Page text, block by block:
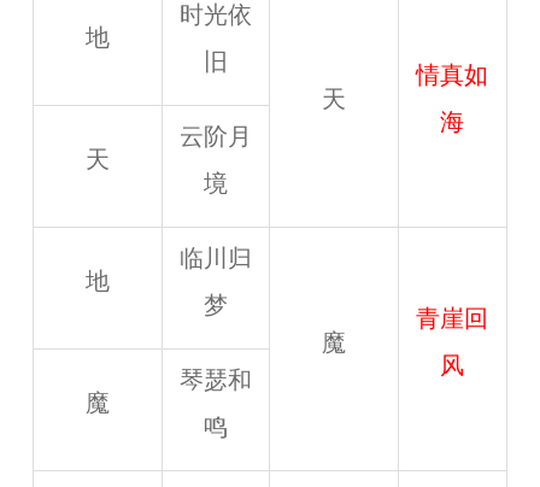
地
时光依
旧
天
情真如
海
天
云阶月
境
地
临川归
梦
魔
青崖回
风
魔
琴瑟和
鸣